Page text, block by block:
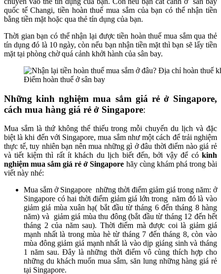
quốc tế Changi, tiền hoàn thuế mua sắm của bạn có thể nhận tiền
bằng tiền mặt hoặc qua thẻ tín dụng của bạn.
Thời gian bạn có thể nhận lại được tiền hoàn thuế mua sắm qua thẻ
tín dụng đó là 10 ngày, còn nếu bạn nhận tiền mặt thì bạn sẽ lấy tiền
mặt tại phòng chờ quá cảnh khởi hành của sân bay.
Điểm hoàn thuế ở sân bay
Những kinh nghiệm mua sắm giá rẻ ở Singapore,
cách mua hàng giá rẻ ở Singapore:
Mua sắm là thứ không thể thiếu trong mỗi chuyến du lịch và đặc
biệt là khi đến với Singapore, mua sắm như một cách để trải nghiệm
thực tế, tuy nhiên bạn nên mua những gì ở đâu thời điểm nào giá rẻ
và tiết kiệm thì rất ít khách du lịch biết đến, bởi vậy để có kinh
nghiệm mua sắm giá rẻ ở Singapore hãy cùng khám phá trong bài
viết này nhé:
Mua sắm ở Singapore những thời điểm giảm giá trong năm: ở
Singapore có hai thời điểm giảm giá lớn trong năm đó là vào
giảm giá mùa xuân hạ( bắt đầu từ tháng 6 đến tháng 8 hàng
năm) và giảm giá mùa thu đông (bắt đầu từ tháng 12 đến hết
tháng 2 của năm sau). Thời điểm mà được coi là giảm giá
mạnh nhất là trong mùa hè từ tháng 7 đến tháng 8, còn vào
mùa đông giảm giá mạnh nhất là vào dịp giáng sinh và tháng
1 năm sau. Đây là những thời điểm vô cùng thích hợp cho
những du khách muốn mua sắm, săn lung những hàng giá rẻ
tại Singapore.